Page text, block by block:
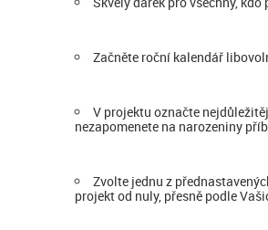
Začněte roční kalendář
V projektu označte
nezapomenete na narozeniny
Zvolte jednu z
projekt od nuly, přesně podle